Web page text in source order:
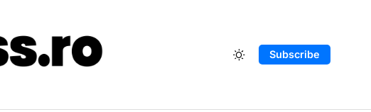
Subscribe